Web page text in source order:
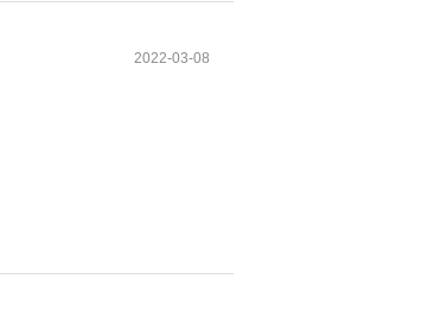
2022-03-08